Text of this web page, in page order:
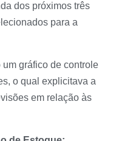
dos próximos três
para a
gráfico de controle
o qual explicitava a
em relação às